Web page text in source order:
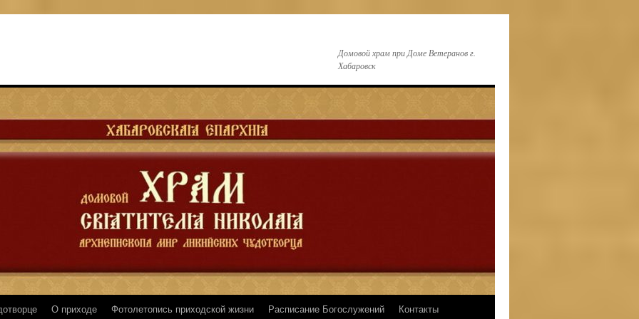
Домовой храм при Доме Ветеранов г.
Хабаровск
О приходе Фотолетопись приходской жизни Расписание Богослужений Контакты